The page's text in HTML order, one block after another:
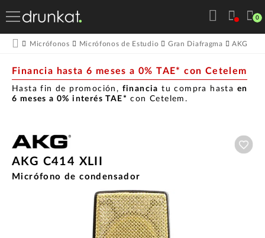
0
Micrófonos Micrófonos de Estudio Gran Diafragma AKG
Financia hasta 6 meses a 0% TAE* con Cetelem
Hasta fin de promoción, financia tu compra hasta en
6 meses a 0% interés TAE* con Cetelem.
AKG C414 XLII
Micrófono de condensador